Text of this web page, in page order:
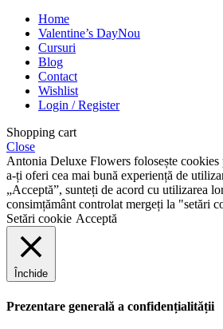
Home
Valentine’s DayNou
Cursuri
Blog
Contact
Wishlist
Login / Register
Shopping cart
Close
Antonia Deluxe Flowers folosește cookies
a-ți oferi cea mai bună experiență de
„Acceptă”, sunteți de acord cu utilizarea
consimțământ controlat mergeți la "setări
Setări cookie Acceptă
Închide
Prezentare generală a confidențialității